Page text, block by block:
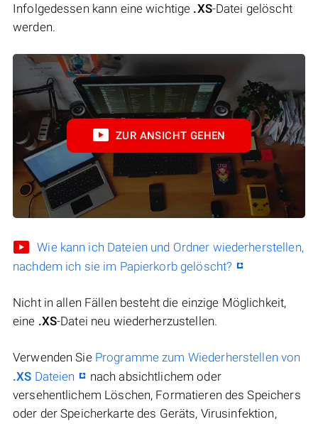
Infolgedessen kann eine wichtige .XS-Datei gelöscht
werden.
ZUR ANSICHT GEHEN
Wie kann ich Dateien und Ordner wiederherstellen,
nachdem ich sie im Papierkorb gelöscht?
Nicht in allen Fällen besteht die einzige Möglichkeit,
eine .XS-Datei neu wiederherzustellen.
Verwenden Sie Programme zum Wiederherstellen von
.XS Dateien
nach absichtlichem oder
versehentlichem Löschen, Formatieren des Speichers
oder der Speicherkarte des Geräts, Virusinfektion,